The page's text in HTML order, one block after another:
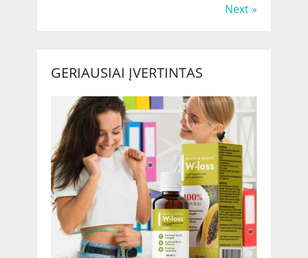
Next »
GERIAUSIAI ĮVERTINTAS